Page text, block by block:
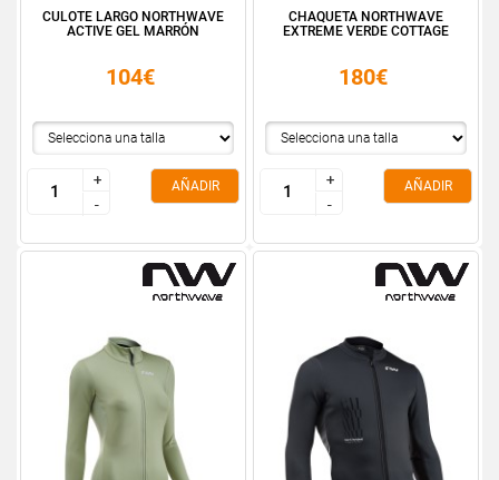
CULOTE LARGO NORTHWAVE
ACTIVE GEL MARRÓN
104€
+
-
+
-
AÑADIR
CHAQUETA NORTHWAVE
EXTREME VERDE COTTAGE
180€
+
-
+
-
AÑADIR